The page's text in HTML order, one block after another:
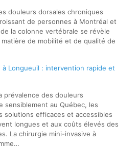
douleurs dorsales chroniques
de personnes à Montréal et
la colonne vertébrale se révèle
de mobilité et de qualité de
à Longueuil : intervention rapide et
prévalence des douleurs
sensiblement au Québec, les
solutions efficaces et accessibles
longues et aux coûts élevés des
La chirurgie mini-invasive à